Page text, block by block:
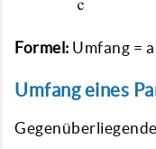
Formel: Umfang = a
Umfang eines